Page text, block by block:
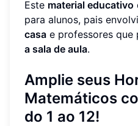
Este material educativo
para alunos, pais
casa e professores que
a sala de aula.
Amplie seus
Matemáticos
do 1 ao 12!